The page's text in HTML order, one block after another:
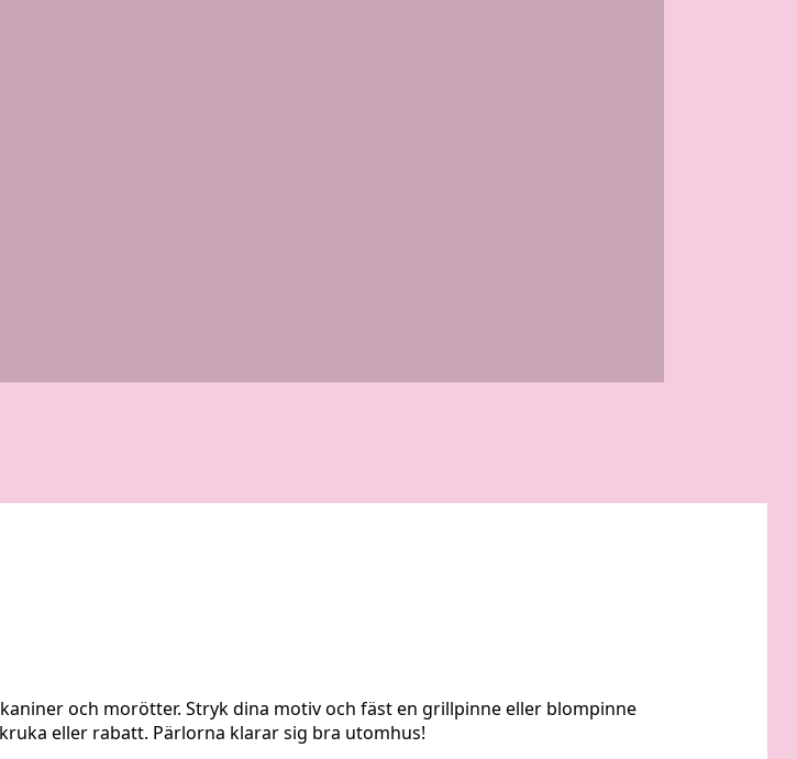
och morötter. Stryk dina motiv och fäst en grillpinne eller blompinne
eller rabatt. Pärlorna klarar sig bra utomhus!